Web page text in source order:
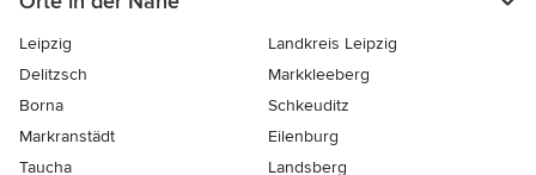
Leipzig
Landkreis Leipzig
Delitzsch
Markkleeberg
Borna
Schkeuditz
Markranstädt
Eilenburg
Taucha
Landsberg